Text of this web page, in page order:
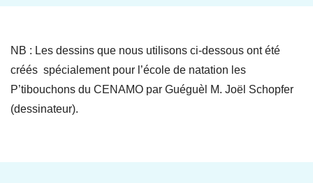
NB : Les dessins que nous utilisons ci-dessous ont été
créés spécialement pour l’école de natation les
P’tibouchons du CENAMO par Guéguèl M. Joël Schopfer
(dessinateur).